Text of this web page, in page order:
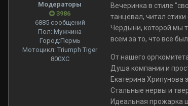
Модераторы
3986
6885 сообщений
Пол: Мужчина
Город:Пермь
Мотоцикл: Triumph Tiger
800XC
Вечеринка в стиле
танцевал, читал
Чердыни, которой мы
всем за то, что все
От нашего
Душа компании и
Екатерина
Стальные нервы и
Идеальная прожарка